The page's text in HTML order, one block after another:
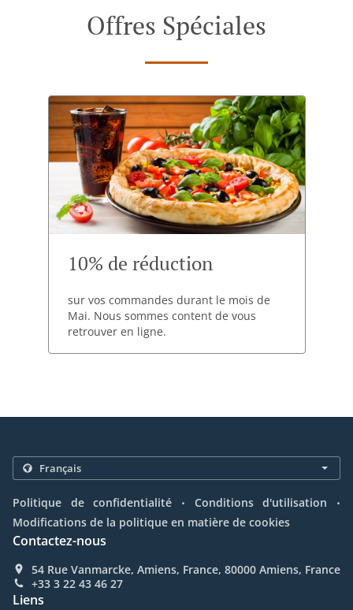
Offres Spéciales
10% de réduction
sur vos commandes durant le mois de
Mai. Nous sommes content de vous
retrouver en ligne.
Politique de confidentialité . Conditions d'utilisation .
Modifications de la politique en matière de cookies
Contactez-nous
54 Rue Vanmarcke, Amiens, France, 80000 Amiens, France
+33 3 22 43 46 27
Liens